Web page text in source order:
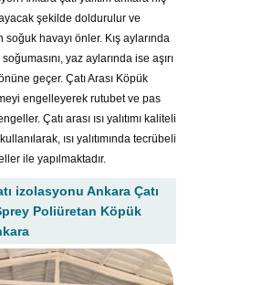
şekilde doldurulur ve
soğuk havayı önler. Kış aylarında
soğumasını, yaz aylarında ise aşırı
önüne geçer. Çatı Arası Köpük
engelleyerek rutubet ve pas
Çatı arası ısı yalıtımı kaliteli
ısı yalıtımında tecrübeli
ile yapılmaktadır.
izolasyonu Ankara Çatı
Poliüretan Köpük